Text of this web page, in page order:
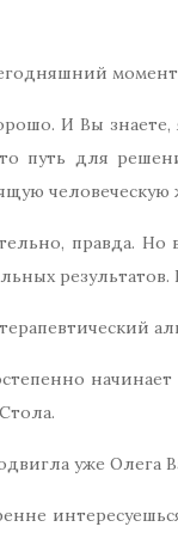
И Вы знаете,
путь для
правда. Но
уже